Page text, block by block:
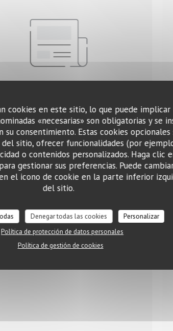
cookies en este sitio, lo que puede
«necesarias» son obligatorias y se
su consentimiento. Estas cookies
sitio, ofrecer funcionalidades (por
o contenidos personalizados. Haga clic
gestionar sus preferencias. Puede
el icono de cookie en la parte inferior
del sitio.
Denegar todas las cookies
Personalizar
Política de protección de datos personales
Política de gestión de cookies
15/11/2018
Petit Sommelier, le bon
bistrot à vins !